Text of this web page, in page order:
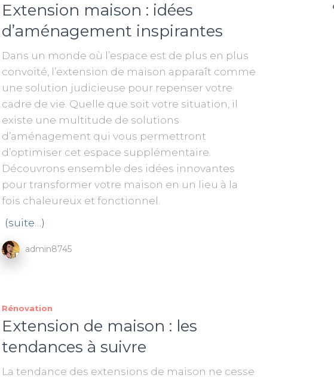
Extension maison : idées
d’aménagement inspirantes
Dans un monde où l’espace est de plus en plus
convoité, l’extension de maison apparaît comme
une solution judicieuse pour repenser votre
cadre de vie. Quelle que soit votre situation, il
existe une multitude de solutions
d’aménagement qui vous permettront
d’optimiser cet espace supplémentaire.
Découvrons ensemble des idées innovantes
pour transformer votre maison en un lieu à la
fois chaleureux et fonctionnel.
(suite…)
admin8745
Rénovation
Extension de maison : les
tendances à suivre
La tendance des extensions de maison ne cesse